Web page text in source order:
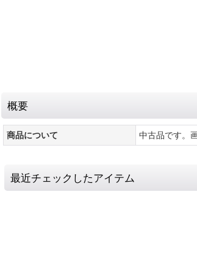
概要
商品について 中古品です。
最近チェックしたアイテム